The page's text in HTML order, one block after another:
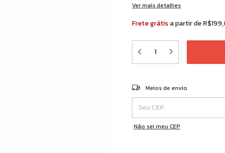
Ver mais detalhes
Frete grátisa partir de
Entregas para o CEP:
Meios de envio
Não sei meu CEP